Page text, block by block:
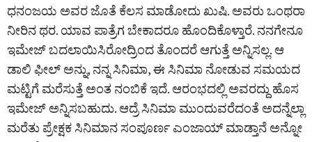
ಧನಂಜಯ ಅವರ ಜೊತೆ ಕೆಲಸ ಮಾಡೋದು ಖುಷಿ. ಅವರು ಒಂಥರಾ
ನೀರಿನ ಥರ. ಯಾವ ಪಾತ್ರೆಗ ಬೇಕಾದರೂ ಹೊಂದಿಕೊಳ್ತಾರೆ. ನನಗೇನೂ
ಇಮೇಜ್ ಬದಲಾಯಿಸಿರೋದ್ರಿಂದ ತೊಂದರೆ ಆಗುತ್ತೆ ಅನ್ನಿಸಲ್ಲ. ಆ
ಡಾಲಿ ಫೀಲ್ ಅನ್ನು, ನನ್ನ ಸಿನಿಮಾ, ಈ ಸಿನಿಮಾ ನೋಡುವ ಸಮಯದ
ಮಟ್ಟಿಗೆ ಮರೆಸುತ್ತೆ ಅಂತ ನಂಬಿಕೆ ಇದೆ. ಆರಂಭದಲ್ಲಿ ಅವರದ್ದು ಹೊಸ
ಇಮೇಜ್ ಅನ್ನಿಸಬಹುದು. ಆದ್ರೆ ಸಿನಿಮಾ ಮುಂದುವರೆದಂತೆ ಅದನ್ನೆಲ್ಲಾ
ಮರೆತು ಪ್ರೇಕ್ಷಕ ಸಿನಿಮಾನ ಸಂಪೂರ್ಣ ಎಂಜಾಯ್ ಮಾಡ್ತಾನೆ ಅನ್ನೋ